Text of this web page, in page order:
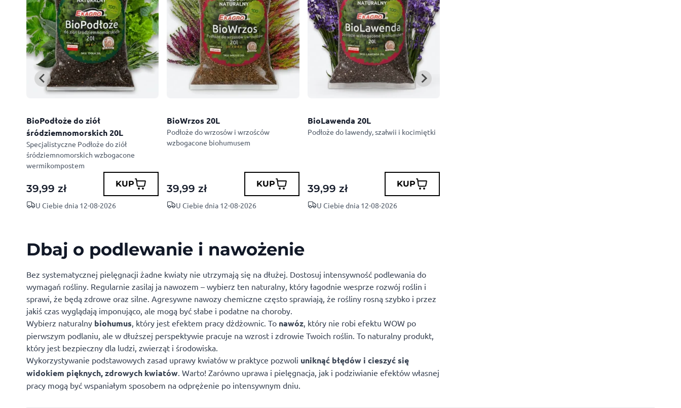
BioPodłoże do ziół
śródziemnomorskich 20L
Specjalistyczne Podłoże do ziół
śródziemnomorskich wzbogacone
wermikompostem
39,99 zł KUP
U Ciebie dnia 12-08-2026
BioWrzos 20L
Podłoże do wrzosów i wrzośców
wzbogacone biohumusem
39,99zł KUP
U Ciebie dnia 12-08-2026
BioLawenda 20L
Podłoże do lawendy, szałwii i kocimiętki
39,99 zł KUP
U Ciebie dnia 12-08-2026
Dbaj o podlewanie i nawożenie
Bez systematycznej pielęgnacji żadne kwiaty nie utrzymają się na dłużej. Dostosuj intensywność podlewania do
wymagań rośliny. Regularnie zasilaj ja nawozem – wybierz ten naturalny, który łagodnie wesprze rozwój roślin i
sprawi, że będą zdrowe oraz silne. Agresywne nawozy chemiczne często sprawiają, że rośliny rosną szybko i przez
jakiś czas wyglądają imponująco, ale mogą być słabe i podatne na choroby.
Wybierz naturalny biohumus , który jest efektem pracy dżdżownic. To nawóz , który nie robi efektu WOW po
pierwszym podlaniu, ale w dłuższej perspektywie pracuje na wzrost i zdrowie Twoich roślin. To naturalny produkt,
który jest bezpieczny dla ludzi, zwierząt i środowiska.
Wykorzystywanie podstawowych zasad uprawy kwiatów w praktyce pozwoli uniknąć błędów i cieszyć się
widokiem pięknych, zdrowych kwiatów . Warto! Zarówno uprawa i pielęgnacja, jak i podziwianie efektów własnej
pracy mogą być wspaniałym sposobem na odprężenie po intensywnym dniu.